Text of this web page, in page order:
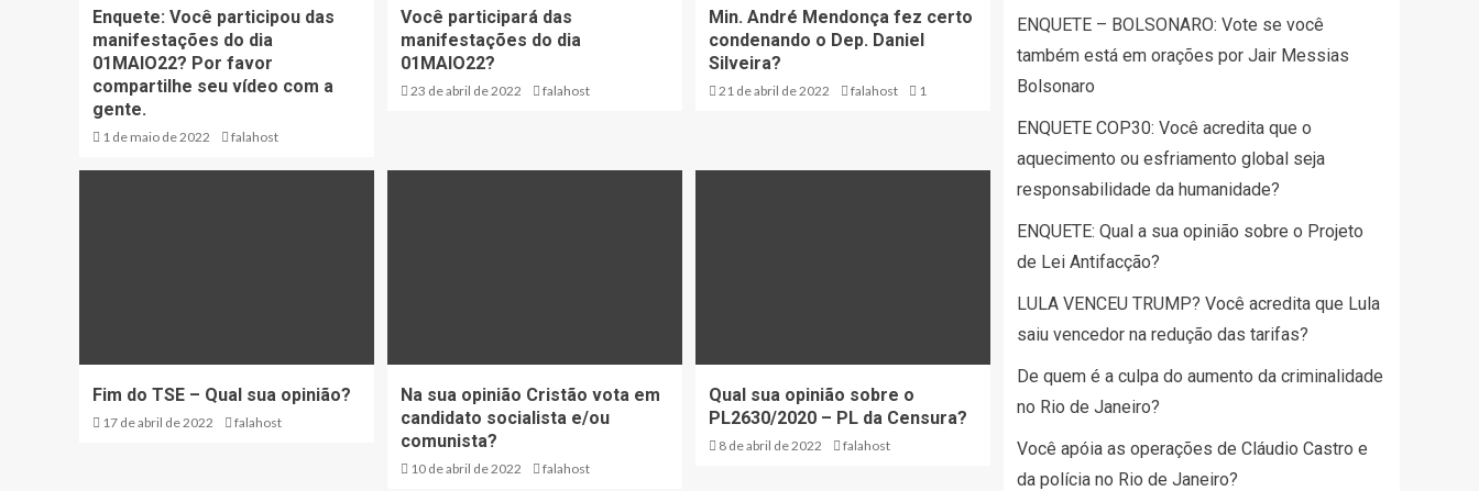
Enquete: Você participou das
manifestações do dia
01MAIO22? Por favor
compartilhe seu vídeo com a
gente.
1 de maio de 2022 falahost
Você participará das
manifestações do dia
01MAIO22?
23 de abril de 2022 falahost
Min. André Mendonça fez certo
condenando o Dep. Daniel
Silveira?
21 de abril de 2022 falahost 1
Fim do TSE – Qual sua opinião?
17 de abril de 2022 falahost
Na sua opinião Cristão vota em
candidato socialista e/ou
comunista?
10 de abril de 2022 falahost
Qual sua opinião sobre o
PL2630/2020 – PL da Censura?
8 de abril de 2022 falahost
ENQUETE – BOLSONARO: Vote se você
também está em orações por Jair Messias
Bolsonaro
ENQUETE COP30: Você acredita que o
aquecimento ou esfriamento global seja
responsabilidade da humanidade?
ENQUETE: Qual a sua opinião sobre o Projeto
de Lei Antifacção?
LULA VENCEU TRUMP? Você acredita que Lula
saiu vencedor na redução das tarifas?
De quem é a culpa do aumento da criminalidade
no Rio de Janeiro?
Você apóia as operações de Cláudio Castro e
da polícia no Rio de Janeiro?